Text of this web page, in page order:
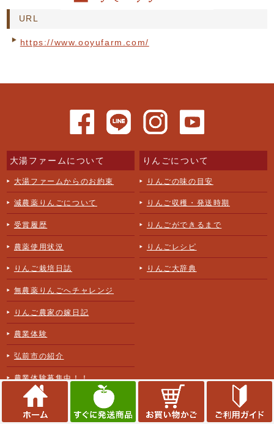
URL
https://www.ooyufarm.com/
大湯ファームについて
大湯ファームからのお約束
減農薬りんごについて
受賞履歴
農薬使用状況
りんご栽培日誌
無農薬りんごへチャレンジ
りんご農家の嫁日記
農業体験
弘前市の紹介
農業体験募集中！！
りんごについて
りんごの味の目安
りんご収穫・発送時期
りんごができるまで
りんごレシピ
りんご大辞典
商品について ご注文について